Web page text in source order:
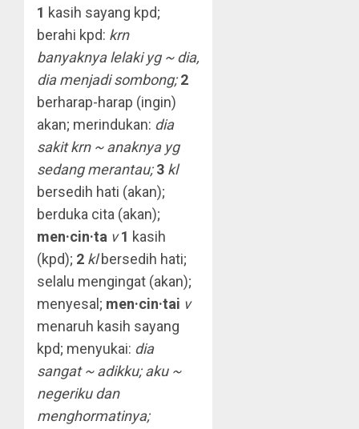
1 kasih sayang kpd;
berahi kpd: krn
banyaknya lelaki yg ~ dia,
dia menjadi sombong; 2
berharap-harap (ingin)
akan; merindukan: dia
sakit krn ~ anaknya yg
sedang merantau; 3 kl
bersedih hati (akan);
berduka cita (akan);
men·cin·ta v 1 kasih
(kpd); 2 klbersedih hati;
selalu mengingat (akan);
menyesal; men·cin·tai v
menaruh kasih sayang
kpd; menyukai: dia
sangat ~ adikku; aku ~
negeriku dan
menghormatinya;